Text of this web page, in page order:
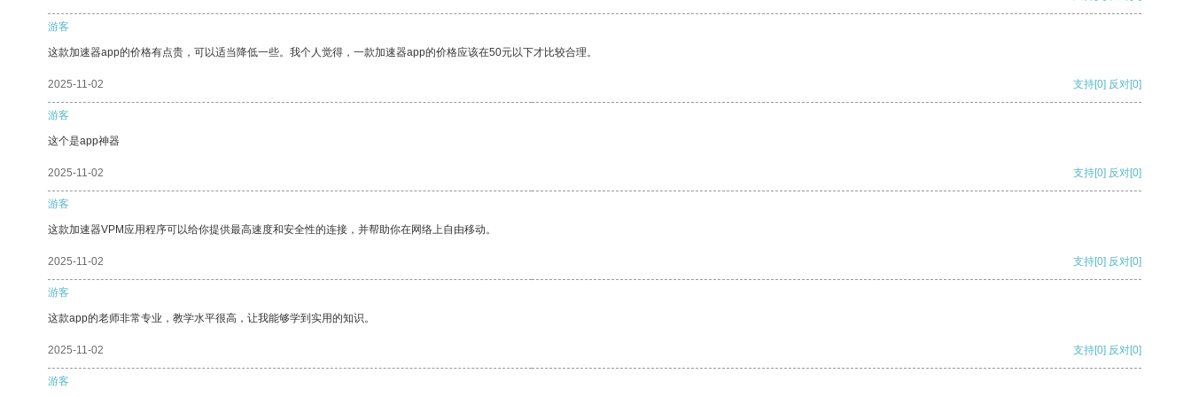
游客
这款加速器app的价格有点贵，可以适当降低一些。我个人觉得，一款加速器app的价格应该在50元以下才比较合理。
2025-11-02 支持[0] 反对[0]
游客
这个是app神器
2025-11-02 支持[0] 反对[0]
游客
这款加速器VPM应用程序可以给你提供最高速度和安全性的连接，并帮助你在网络上自由移动。
2025-11-02 支持[0] 反对[0]
游客
这款app的老师非常专业，教学水平很高，让我能够学到实用的知识。
2025-11-02 支持[0] 反对[0]
游客